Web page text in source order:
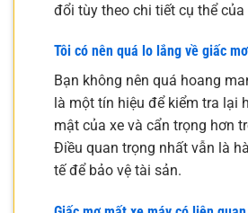
đổi tùy theo chi tiết cụ thể của
Tôi có nên quá lo lắng về giấc
Bạn không nên quá hoang
là một tín hiệu để kiểm tra lại
mật của xe và cẩn trọng hơn
Điều quan trọng nhất vẫn là
tế để bảo vệ tài sản.